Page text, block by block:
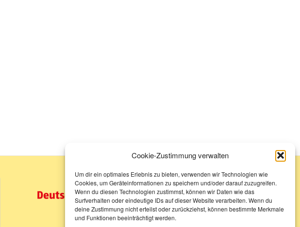
Cookie-Zustimmung verwalten
Um dir ein optimales Erlebnis zu bieten, verwenden wir Technologien wie
Cookies, um Geräteinformationen zu speichern und/oder darauf zuzugreifen.
Wenn du diesen Technologien zustimmst, können wir Daten wie das
Surfverhalten oder eindeutige IDs auf dieser Website verarbeiten. Wenn du
deine Zustimmung nicht erteilst oder zurückziehst, können bestimmte Merkmale
und Funktionen beeinträchtigt werden.